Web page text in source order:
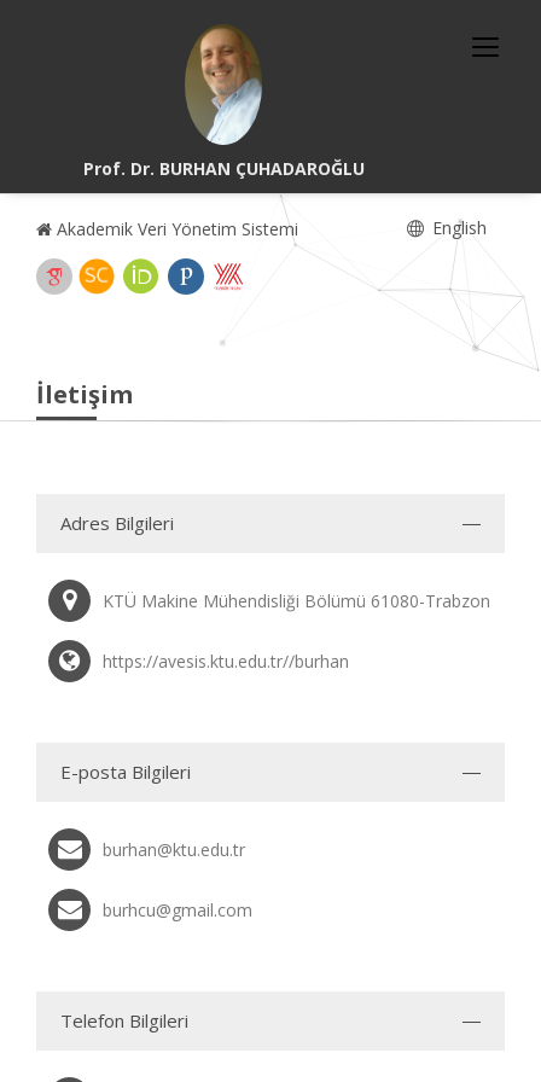
Prof. Dr. BURHAN ÇUHADAROĞLU
Akademik Veri Yönetim Sistemi English
İletişim
Adres Bilgileri
KTÜ Makine Mühendisliği Bölümü 61080-Trabzon
https://avesis.ktu.edu.tr//burhan
E-posta Bilgileri
burhan@ktu.edu.tr
burhcu@gmail.com
Telefon Bilgileri